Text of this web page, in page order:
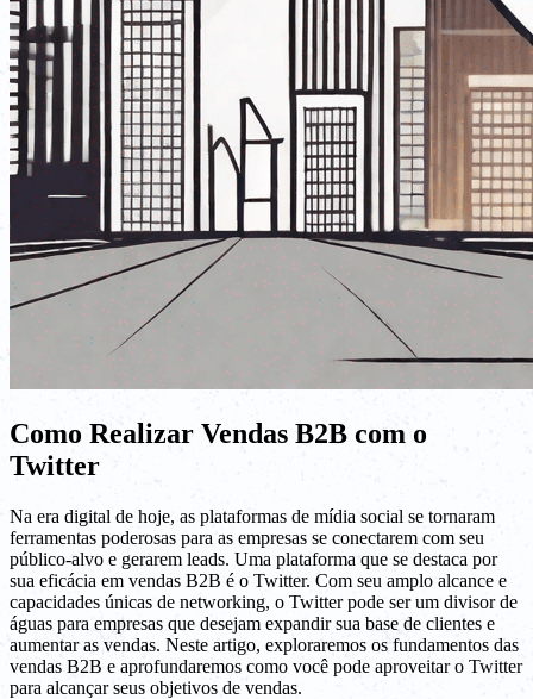
Como Realizar Vendas B2B com o
Twitter
Na era digital de hoje, as plataformas de mídia social se tornaram
ferramentas poderosas para as empresas se conectarem com seu
público-alvo e gerarem leads. Uma plataforma que se destaca por
sua eficácia em vendas B2B é o Twitter. Com seu amplo alcance e
capacidades únicas de networking, o Twitter pode ser um divisor de
águas para empresas que desejam expandir sua base de clientes e
aumentar as vendas. Neste artigo, exploraremos os fundamentos das
vendas B2B e aprofundaremos como você pode aproveitar o Twitter
para alcançar seus objetivos de vendas.